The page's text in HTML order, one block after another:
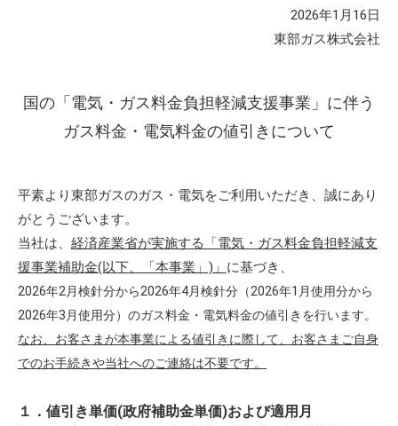
2026年1月16日
東部ガス株式会社
国の「電気・ガス料金負担軽減支援事業」に伴う
ガス料金・電気料金の値引きについて
平素より東部ガスのガス・電気をご利用いただき、誠にあり
がとうございます。
当社は、 経済産業省が実施する「電気・ガス料金負担軽減支
援事業補助金(以下、「本事業」)」 に基づき、
2026年2月検針分から2026年4月検針分（2026年1月使用分から
2026年3月使用分）のガス料金・電気料金の値引きを行います。
なお、お客さまが本事業による値引きに際して、お客さまご自身
でのお手続きや当社へのご連絡は不要です。
１．値引き単価(政府補助金単価)および適用月